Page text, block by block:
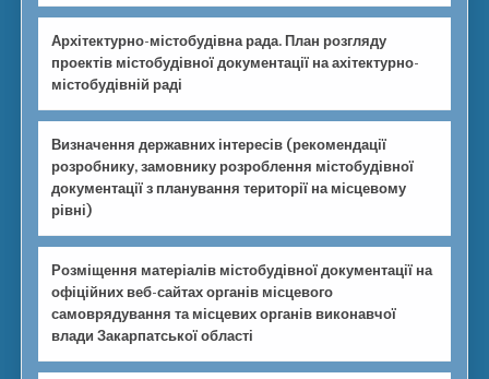
Архітектурно-містобудівна рада. План розгляду
проектів містобудівної документації на ахітектурно-
містобудівній раді
Визначення державних інтересів (рекомендації
розробнику, замовнику розроблення містобудівної
документації з планування території на місцевому
рівні)
Розміщення матеріалів містобудівної документації на
офіційних веб-сайтах органів місцевого
самоврядування та місцевих органів виконавчої
влади Закарпатської області